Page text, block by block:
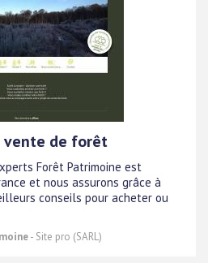
vente de forêt
Forêt Patrimoine est
et nous assurons grâce à
conseils pour acheter ou
- Site pro (SARL)